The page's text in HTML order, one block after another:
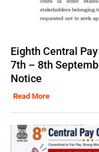
Eighth Central
7th – 8th
Notice
Read More